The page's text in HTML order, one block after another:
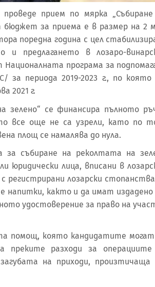
прием по мярка „Събиране
бюджет за приема е в размер на 2
поредна година с цел
предлагането в лозаро-
програма за
за периода 2019-2023 г., по
2021 г.
зелено“ се финансира пълното
все още не са узрели, като по
площ се намалява до нула.
събиране на реколтата на
юридически лица, вписани в
регистрирани лозарски
напитки, както и да имат
удостоверение за право на
помощ, която кандидатите
разходи за операциите
на приходи,